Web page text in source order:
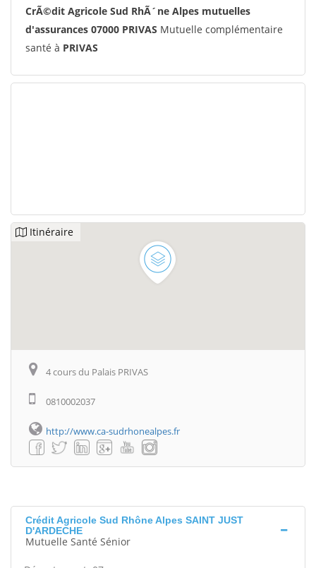
CrÃ©dit Agricole Sud RhÃ´ne Alpes mutuelles
d'assurances 07000 PRIVAS Mutuelle complémentaire
santé à PRIVAS
Itinéraire
4 cours du Palais PRIVAS
0810002037
http://www.ca-sudrhonealpes.fr
Crédit Agricole Sud Rhône Alpes SAINT JUST
D'ARDECHE
Mutuelle Santé Sénior